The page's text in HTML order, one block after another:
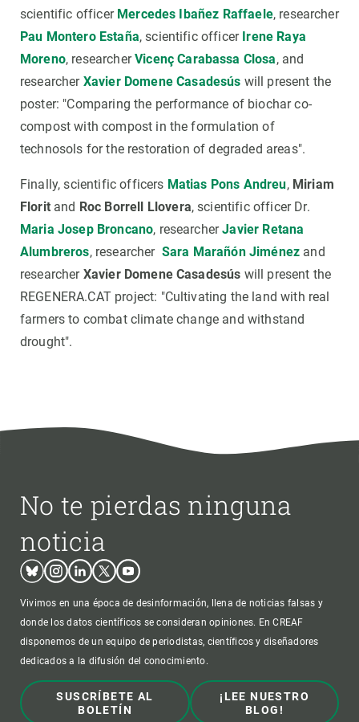
scientific officer Mercedes Ibañez Raffaele, researcher
Pau Montero Estaña, scientific officer Irene Raya
Moreno, researcherVicenç Carabassa Closa, and
researcher Xavier Domene Casadesús will present the
poster: "Comparing the performance of biochar co-
compost with compost in the formulation of
technosols for the restoration of degraded areas".
Finally, scientific officers Matias Pons Andreu,Miriam
Floritand Roc Borrell Llovera, scientific officer Dr.
Maria Josep Broncano, researcherJavier Retana
Alumbreros, researcher Sara Marañón Jiménez and
researcherXavier Domene Casadesús will present the
REGENERA.CAT project: "Cultivating the land with real
farmers to combat climate change and withstand
drought".
No te pierdas ninguna
noticia
BlueskyInstagram
LinkedinTwitterYoutube
Vivimos en una época de desinformación, llena de noticias falsas y
donde los datos científicos se consideran opiniones. En CREAF
disponemos de un equipo de periodistas, científicos y diseñadores
dedicados a la difusión del conocimiento.
SUSCRÍBETE AL
BOLETÍN
¡LEE NUESTRO
BLOG!